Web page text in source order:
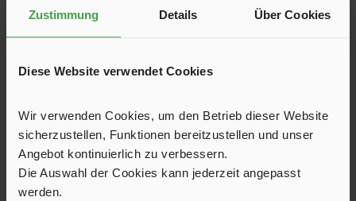
Zustimmung Details Über Cookies
Diese Website verwendet Cookies
Wir verwenden Cookies, um den Betrieb dieser Website
sicherzustellen, Funktionen bereitzustellen und unser
Angebot kontinuierlich zu verbessern.
Die Auswahl der Cookies kann jederzeit angepasst
werden.
Produktgalerie überspringen
Kunden haben sich ebenfalls angesehen